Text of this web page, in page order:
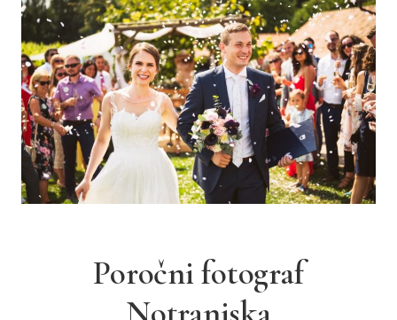
Poročni fotograf